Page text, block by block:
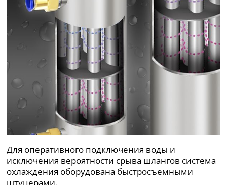
Для оперативного подключения воды и
исключения вероятности срыва шлангов система
охлаждения оборудована быстросъемными
штуцерами.